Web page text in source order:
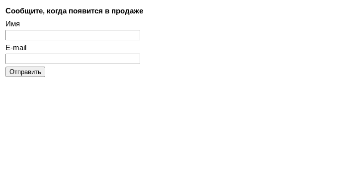
Сообщите, когда появится в продаже
Имя
E-mail